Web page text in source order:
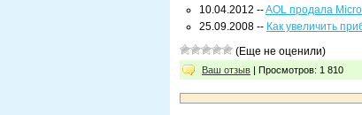
10.04.2012 --AOL продала
25.09.2008 -- Как увеличить
(Еще не оценили)
Ваш отзыв | Просмотров: 1 810